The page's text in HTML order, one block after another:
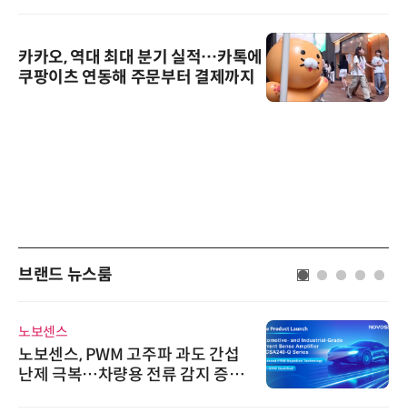
카카오, 역대 최대 분기 실적…카톡에
쿠팡이츠 연동해 주문부터 결제까지
브랜드 뉴스룸
노보센스
노보센스, PWM 고주파 과도 간섭
난제 극복…차량용 전류 감지 증폭